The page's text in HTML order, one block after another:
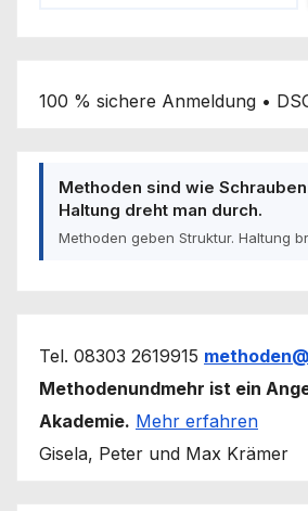
100 % sichere Anmeldung •
Methoden sind wie
Haltung dreht man durch.
Methoden geben Struktur. Haltung
Tel. 08303 2619915
Methodenundmehr ist ein
Akademie. Mehr erfahren
Gisela, Peter und Max Krämer